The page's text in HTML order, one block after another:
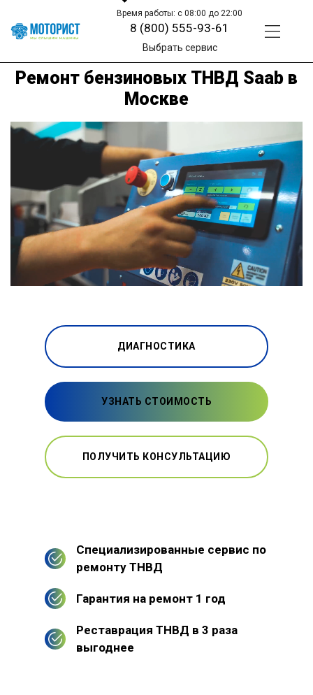
Время работы: с 08:00 до 22:00
8 (800) 555-93-61
Выбрать сервис
Ремонт бензиновых ТНВД Saab в
Москве
ДИАГНОСТИКА
УЗНАТЬ СТОИМОСТЬ
ПОЛУЧИТЬ КОНСУЛЬТАЦИЮ
Специализированные сервис по
ремонту ТНВД
Гарантия на ремонт 1 год
Реставрация ТНВД в 3 раза
выгоднее